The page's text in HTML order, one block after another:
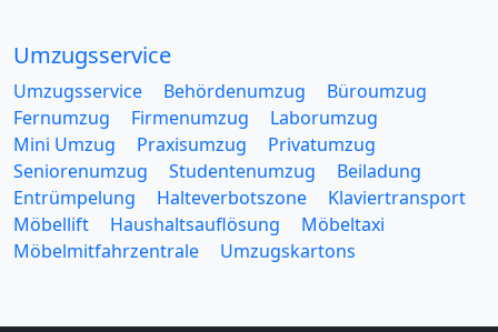
Umzugsservice
Umzugsservice Behördenumzug
Büroumzug
Fernumzug
Firmenumzug
Laborumzug
Mini Umzug
Praxisumzug
Privatumzug
Seniorenumzug
Studentenumzug
Beiladung
Entrümpelung
Halteverbotszone
Klaviertransport
Möbellift
Haushaltsauflösung
Möbeltaxi
Möbelmitfahrzentrale
Umzugskartons